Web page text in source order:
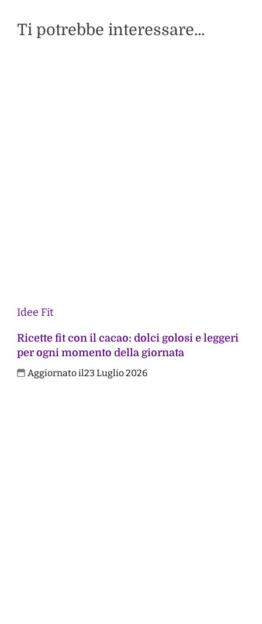
Ti potrebbe interessare...
Idee Fit
Ricette fit con il cacao: dolci golosi e leggeri
per ogni momento della giornata
Aggiornato il23 Luglio 2026